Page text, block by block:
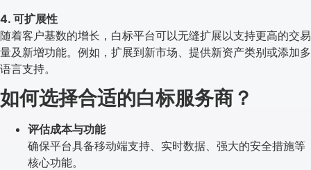
4. 可扩展性
随着客户基数的增长，白标平台可以无缝扩展以支持更高的交易
量及新增功能。例如，扩展到新市场、提供新资产类别或添加多
语言支持。
如何选择合适的白标服务商？
评估成本与功能
确保平台具备移动端支持、实时数据、强大的安全措施等
核心功能。